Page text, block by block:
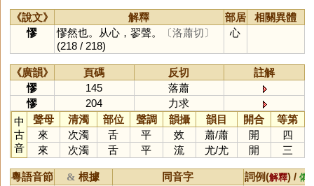
《說文》 解釋 部居
相關異體
憀
憀然也。从心，翏聲。
〔洛蕭切〕
(218 / 218)
心
《廣韻》 頁碼 反切
註解
憀
145
落蕭
憀
204
力求
中
古
音
聲母 清濁 部位 聲調 韻攝 韻目 開合
等第
來
次濁 舌 平 效 蕭/蕭 開
四
來
次濁 舌 平 流 尤/尤 開 三
粵語音節 & 根據 同音字 詞例(解釋) / 備